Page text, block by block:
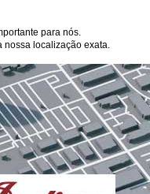
para nós.
localização exata.